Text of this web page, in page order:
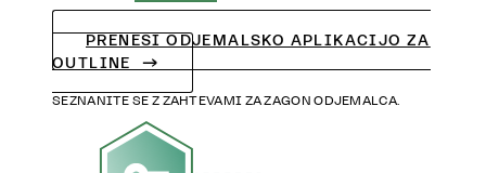
PRENESI ODJEMALSKO APLIKACIJO ZA
OUTLINE
SEZNANITE SE Z ZAHTEVAMI ZA ZAGON ODJEMALCA.